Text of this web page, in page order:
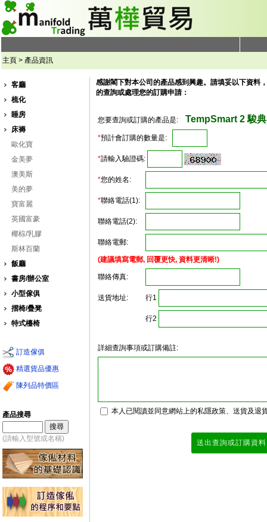
主頁 > 產品資訊
客廳
梳化
睡房
床褥
歐化寶
金美夢
澳美斯
美的夢
寶富麗
英國富豪
椰棕/乳膠
斯林百蘭
飯廳
書房/辦公室
小型傢俱
摺椅/疊凳
特式檯椅
訂造傢俱
精選貨品優惠
陳列品特價區
產品搜尋
(請輸入型號或名稱)
感謝閣下對本公司的產品感到興趣。請填妥以下資料
的查詢或處理您的訂購申請：
您要查詢或訂購的產品是: TempSmart 2 駿
*預計會訂購的數量是:
*請輸入驗證碼:
*您的姓名:
*聯絡電話(1):
聯絡電話(2):
聯絡電郵:
(建議填寫電郵, 回覆更快, 資料更清晰!)
聯絡傳真:
送貨地址: 行1
行2
詳細查詢事項或訂購備註:
本人已閱讀並同意網站上的私隱政策、送貨及退